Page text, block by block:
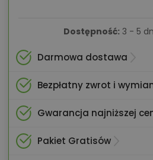
Dostępność: 3 - 5
Darmowa dostawa
Bezpłatny zwrot i
Gwarancja najniższej
Pakiet Gratisów